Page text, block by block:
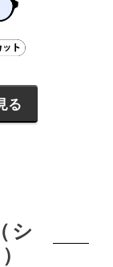
る
シ